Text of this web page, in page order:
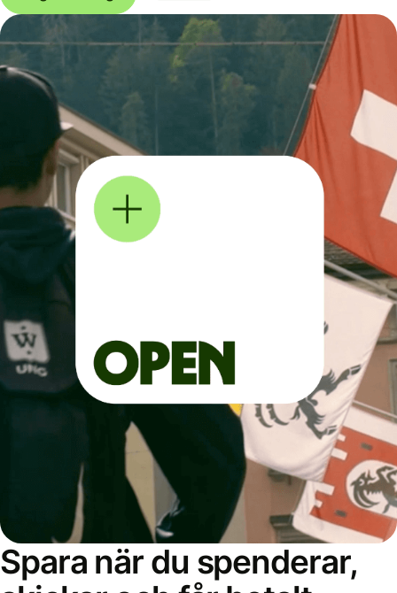
Spara när du spenderar,